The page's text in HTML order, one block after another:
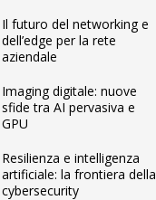
Il futuro del networking e
dell’edge per la rete
aziendale
Imaging digitale: nuove
sfide tra AI pervasiva e
GPU
Resilienza e intelligenza
artificiale: la frontiera della
cybersecurity